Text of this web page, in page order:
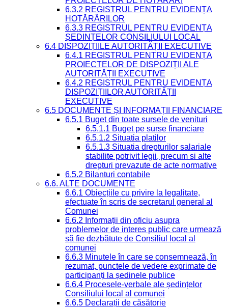
6.3.2 REGISTRUL PENTRU EVIDENȚA
HOTĂRÂRILOR
6.3.3 REGISTRUL PENTRU EVIDENȚA
ȘEDINȚELOR CONSILIULUI LOCAL
6.4 DISPOZIȚIILE AUTORITĂȚII EXECUTIVE
6.4.1 REGISTRUL PENTRU EVIDENȚA
PROIECTELOR DE DISPOZIȚII ALE
AUTORITĂȚII EXECUTIVE
6.4.2 REGISTRUL PENTRU EVIDENȚA
DISPOZIȚIILOR AUTORITĂȚII
EXECUTIVE
6.5 DOCUMENTE ȘI INFORMAȚII FINANCIARE
6.5.1 Buget din toate sursele de venituri
6.5.1.1 Buget pe surse financiare
6.5.1.2 Situatia platilor
6.5.1.3 Situatia drepturilor salariale
stabilite potrivit legii, precum si alte
drepturi prevazute de acte normative
6.5.2 Bilanturi contabile
6.6. ALTE DOCUMENTE
6.6.1 Obiecțiile cu privire la legalitate,
efectuate în scris de secretarul general al
Comunei
6.6.2 Informații din oficiu asupra
problemelor de interes public care urmează
să fie dezbătute de Consiliul local al
comunei
6.6.3 Minutele în care se consemnează, în
rezumat, punctele de vedere exprimate de
participanți la ședinele publice
6.6.4 Procesele-verbale ale ședințelor
Consiliului local al comunei
6.6.5 Declarații de căsătorie